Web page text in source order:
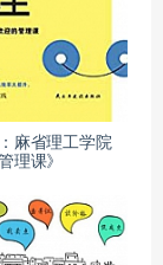
麻省理工学院
理课》